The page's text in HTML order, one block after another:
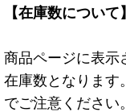
【在庫数について】
商品ページに表示
在庫数となります
でご注意ください。